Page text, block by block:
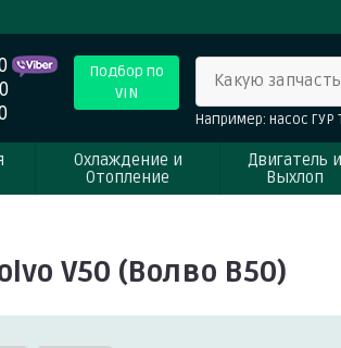
Подбор по
VIN
Какую
Например: насос ГУР
Охлаждение и
Отопление
Двигатель и
Выхлоп
V50 (Волво В50)